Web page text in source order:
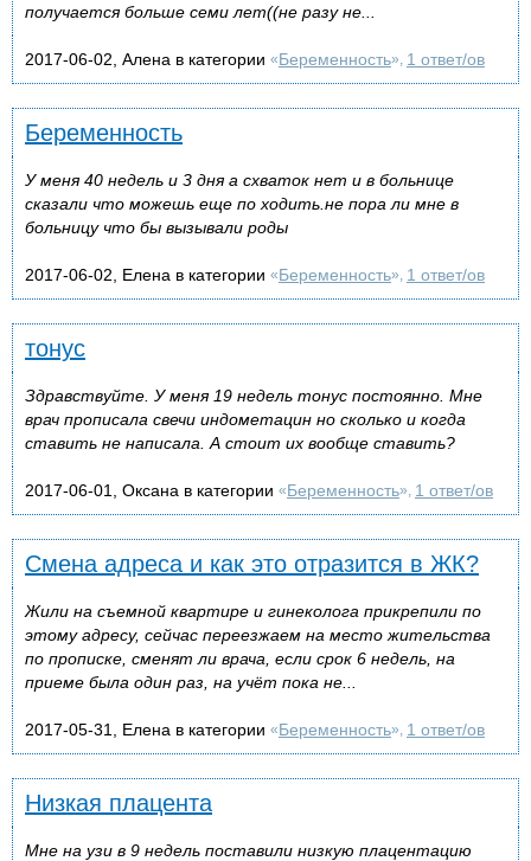
получается больше семи лет((не разу не...
2017-06-02, Алена в категории «Беременность», 1 ответ/ов
Беременность
У меня 40 недель и 3 дня а схваток нет и в больнице
сказали что можешь еще по ходить.не пора ли мне в
больницу что бы вызывали роды
2017-06-02, Елена в категории «Беременность», 1 ответ/ов
тонус
Здравствуйте. У меня 19 недель тонус постоянно. Мне
врач прописала свечи индометацин но сколько и когда
ставить не написала. А стоит их вообще ставить?
2017-06-01, Оксана в категории «Беременность», 1 ответ/ов
Смена адреса и как это отразится в ЖК?
Жили на съемной квартире и гинеколога прикрепили по
этому адресу, сейчас переезжаем на место жительства
по прописке, сменят ли врача, если срок 6 недель, на
приеме была один раз, на учёт пока не...
2017-05-31, Елена в категории «Беременность», 1 ответ/ов
Низкая плацента
Мне на узи в 9 недель поставили низкую плацентацию